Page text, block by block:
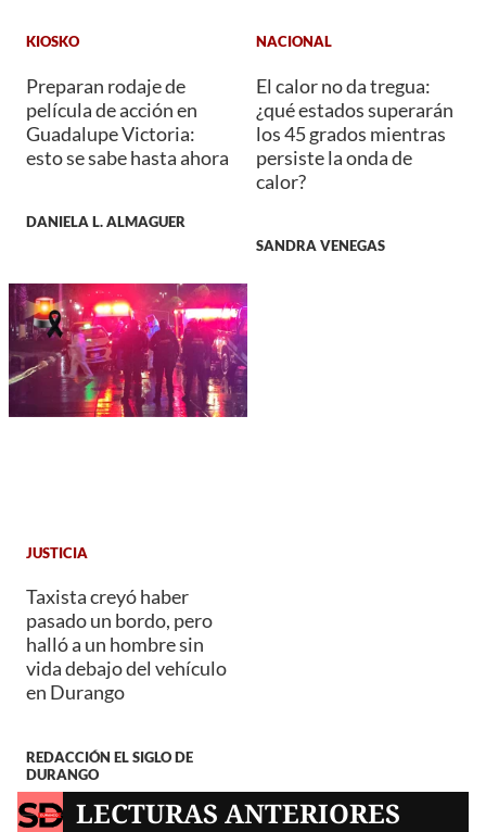
KIOSKO
Preparan rodaje de
película de acción en
Guadalupe Victoria:
esto se sabe hasta ahora
DANIELA L. ALMAGUER
NACIONAL
El calor no da tregua:
¿qué estados superarán
los 45 grados mientras
persiste la onda de
calor?
SANDRA VENEGAS
JUSTICIA
Taxista creyó haber
pasado un bordo, pero
halló a un hombre sin
vida debajo del vehículo
en Durango
REDACCIÓN EL SIGLO DE
DURANGO
LECTURAS ANTERIORES